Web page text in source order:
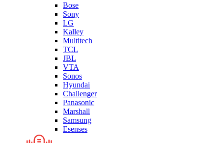
Bose
Sony
LG
Kalley
Multitech
TCL
JBL
VTA
Sonos
Hyundai
Challenger
Panasonic
Marshall
Samsung
Esenses